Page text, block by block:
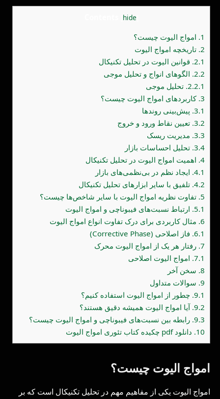
hide
1. امواج الیوت چیست؟
2. تاریخچه امواج الیوت
2.1. قوانین الیوت در تحلیل تکنیکال
2.2. الگوهای انواج و تحلیل موجی
2.2.1. تحلیل موجی
3. کاربردهای امواج الیوت چیست؟
3.1. پیش‌بینی روندها
3.2. تعیین نقاط ورود و خروج
3.3. مدیریت ریسک
3.4. تحلیل احساسات بازار
4. اهمیت امواج الیوت در تحلیل تکنیکال
4.1. ایجاد نظم در بی‌نظمی‌های بازار
4.2. تلفیق با سایر ابزارهای تحلیل تکنیکال
5. تفاوت نظریه امواج الیوت با سایر شاخص‌ها چیست؟
5.1. ارتباط نسبت‌های فیبوناچی و امواج الیوت
6. مثال کاربردی برای درک تفاوت انواع امواج الیوت
6.1. فاز اصلاحی (Corrective Phase)
7. رفتار هر یک از امواج الیوت محرک
7.1. امواج الیوت اصلاحی
8. سخن آخر
9. سوالات متداول
9.1. چطور از امواج الیوت استفاده کنیم؟
9.2. آیا امواج الیوت همیشه دقیق هستند؟
9.3. رابطه بین نسبت‌های فیبوناچی و امواج الیوت چیست؟
10. دانلود pdf چکیده کتاب تئوری امواج الیوت
امواج الیوت چیست؟
امواج الیوت یکی از مفاهیم مهم در تحلیل تکنیکال است که بر